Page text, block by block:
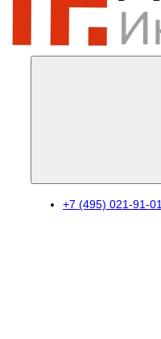
+7 (495) 021-91-01